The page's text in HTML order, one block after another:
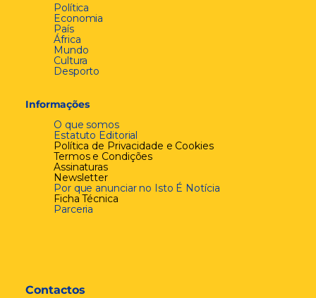
Política
Economia
País
África
Mundo
Cultura
Desporto
Informações
O que somos
Estatuto Editorial
Política de Privacidade e Cookies
Termos e Condições
Assinaturas
Newsletter
Por que anunciar no Isto É Notícia
Ficha Técnica
Parceria
Contactos